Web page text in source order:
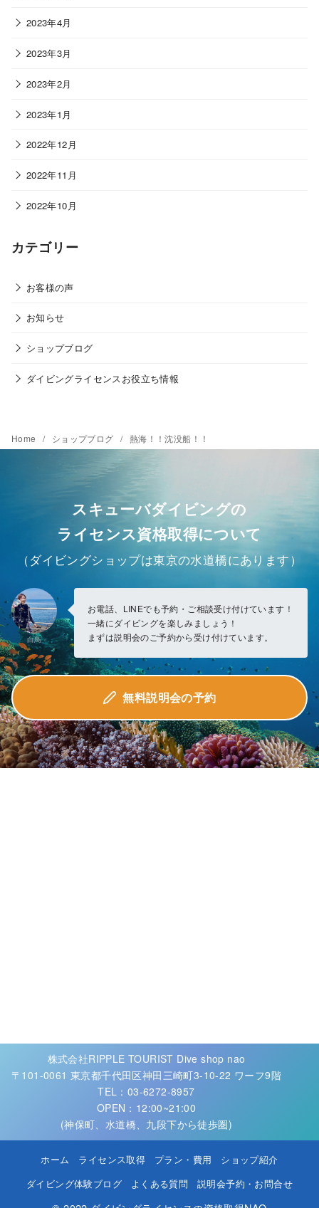
2023年4月
2023年3月
2023年2月
2023年1月
2022年12月
2022年11月
2022年10月
カテゴリー
お客様の声
お知らせ
ショップブログ
ダイビングライセンスお役立ち情報
Home ショップブログ 熱海！！沈没船！！
スキューバダイビングの
ライセンス資格取得について
（ダイビングショップは東京の水道橋にあります）
白鳥
お電話、LINEでも予約・ご相談受け付けています！
一緒にダイビングを楽しみましょう！
まずは説明会のご予約から受け付けています。
無料説明会の予約
株式会社RIPPLE TOURIST Dive shop nao
〒101-0061 東京都千代田区神田三崎町3-10-22 ワーフ9階
TEL：03-6272-8957
OPEN：12:00~21:00
(神保町、水道橋、九段下から徒歩圏)
ホーム ライセンス取得 プラン・費用
ショップ紹介
ダイビング体験ブログ
よくある質問 説明会予約・お問合せ